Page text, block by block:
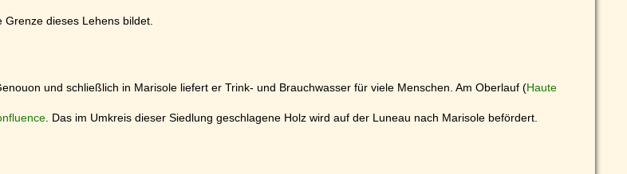
dieses Lehens bildet.
und schließlich in Marisole liefert er Trink- und Brauchwasser für viele Menschen. Am Oberlauf (Haute
. Das im Umkreis dieser Siedlung geschlagene Holz wird auf der Luneau nach Marisole befördert.